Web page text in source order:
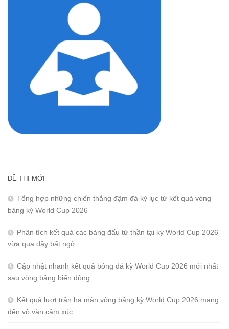
ĐỀ THI MỚI
Tổng hợp những chiến thắng đậm đà kỷ lục từ kết quả vòng
bảng kỳ World Cup 2026
Phân tích kết quả các bảng đấu tử thần tại kỳ World Cup 2026
vừa qua đầy bất ngờ
Cập nhật nhanh kết quả bóng đá kỳ World Cup 2026 mới nhất
sau vòng bảng biến động
Kết quả lượt trận hạ màn vòng bảng kỳ World Cup 2026 mang
đến vô vàn cảm xúc